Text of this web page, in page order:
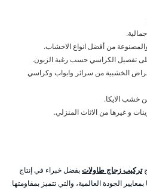
من أفضل انواع الاخشاب.
تفصيل الكراسي حسب رغبة الزبون.
الخشبية من سرائر وابواب وكراسي
خشب الايكا.
و غيرها من الاثاث المنزلي.
تركيب زجاج طاولاتبفضل خبراء في إنتاج
الجودة العالمية، والتي تتميز بمقاومتها